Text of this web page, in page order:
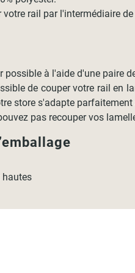
votre rail par l'intermédiaire
possible à l'aide d'une paire
de couper votre rail en
store s'adapte
pas recouper vos
hautes